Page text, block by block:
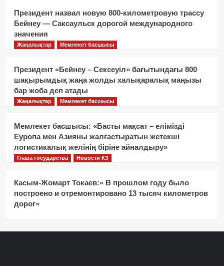
Президент назвал новую 800-километровую трассу
Бейнеу — Саксаульск дорогой международного
значения
Жаңалықтар Мемлекет басшысы
Президент «Бейнеу – Сексеуіл» бағытындағы 800
шақырымдық жаңа жолды халықаралық маңызы
бар жоба деп атады
Жаңалықтар Мемлекет басшысы
Мемлекет басшысы: «Басты мақсат – елімізді
Еуропа мен Азияны жалғастыратын жетекші
логистикалық желінің біріне айналдыру»
Глава государства Новости КЗ
Касым-Жомарт Токаев:« В прошлом году было
построено и отремонтировано 13 тысяч километров
дорог»